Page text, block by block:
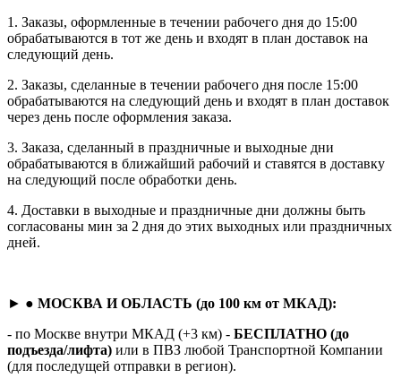
1. Заказы, оформленные в течении рабочего дня до 15:00
обрабатываются в тот же день и входят в план доставок на
следующий день.
2. Заказы, сделанные в течении рабочего дня после 15:00
обрабатываются на следующий день и входят в план доставок
через день после оформления заказа.
3. Заказа, сделанный в праздничные и выходные дни
обрабатываются в ближайший рабочий и ставятся в доставку
на следующий после обработки день.
4. Доставки в выходные и праздничные дни должны быть
согласованы мин за 2 дня до этих выходных или праздничных
дней.
► ● МОСКВА И ОБЛАСТЬ (до 100 км от МКАД):
- по Москве внутри МКАД (+3 км) - БЕСПЛАТНО (до
подъезда/лифта) или в ПВЗ любой Транспортной Компании
(для последущей отправки в регион).